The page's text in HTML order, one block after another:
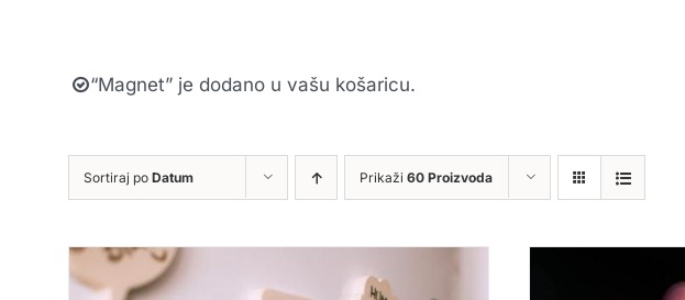
“Magnet” je dodano u vašu košaricu.
Sortiraj po Datum Prikaži 60 Proizvoda